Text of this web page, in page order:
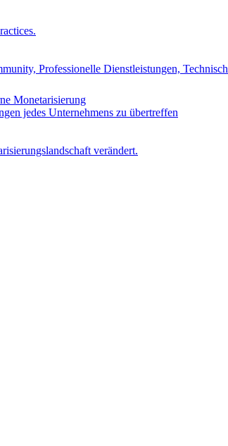
Professionelle Dienstleistungen,
Monetarisierung
jedes Unternehmens zu übertreffen
verändert.